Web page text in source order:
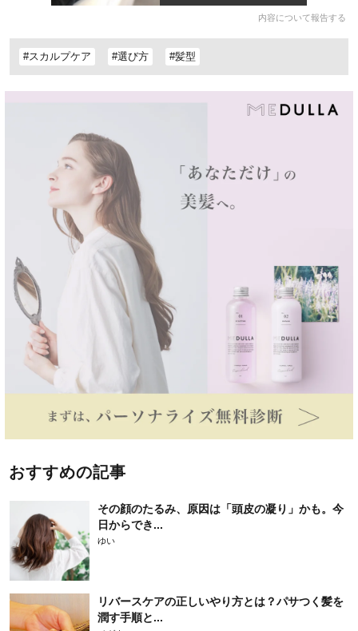
内容について報告する
#スカルプケア #選び方 #髪型
おすすめの記事
その顔のたるみ、原因は「頭皮の凝り」かも。今
日からでき...
ゆい
リバースケアの正しいやり方とは？パサつく髪を
潤す手順と...